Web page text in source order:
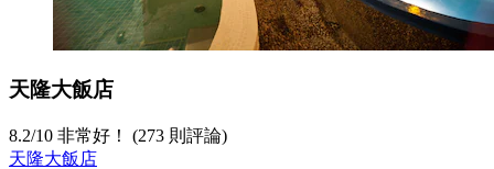
天隆大飯店
8.2/10 非常好！ (273 則評論)
天隆大飯店